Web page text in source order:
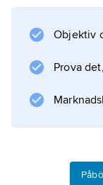
Senare
och
från
konflikter
Objektiv
Prova